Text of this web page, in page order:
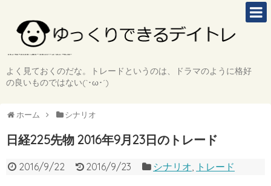
よく見ておくのだな。トレードというのは、ドラマのように格好
の良いものではない(`･ω･´)
ホーム シナリオ
日経225先物 2016年9月23日のトレード
2016/9/22 2016/9/23 シナリオ トレード